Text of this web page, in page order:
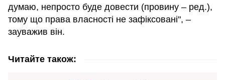
думаю, непросто буде довести (провину – ред.),
тому що права власності не зафіксовані", –
зауважив він.
Читайте також: